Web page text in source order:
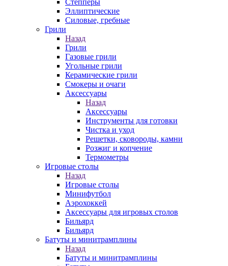
Степперы
Эллиптические
Силовые, гребные
Грили
Назад
Грили
Газовые грили
Угольные грили
Керамические грили
Смокеры и очаги
Аксессуары
Назад
Аксессуары
Инструменты для готовки
Чистка и уход
Решетки, сковороды, камни
Розжиг и копчение
Термометры
Игровые столы
Назад
Игровые столы
Минифутбол
Аэрохоккей
Аксессуары для игровых столов
Бильяpд
Бильяpд
Батуты и минитрамплины
Назад
Батуты и минитрамплины